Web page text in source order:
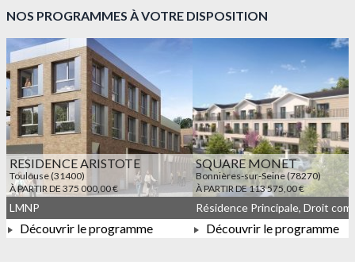
À PARTIR DE 148 408,00 €
NOS PROGRAMMES À VOTRE DISPOSITION
RESIDENCE ARISTOTE
Toulouse (31400)
À PARTIR DE 375 000,00 €
LMNP
Découvrir le programme
SQUARE MONET
Bonnières-sur-Seine (78270)
À PARTIR DE 113 575,00 €
Découvrir le programme